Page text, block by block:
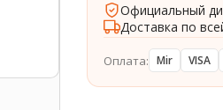
Официальный
Доставка по
Оплата: Mir VISA